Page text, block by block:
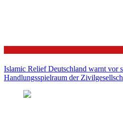
Islamic Relief Deutschland warnt vor
Handlungsspielraum der